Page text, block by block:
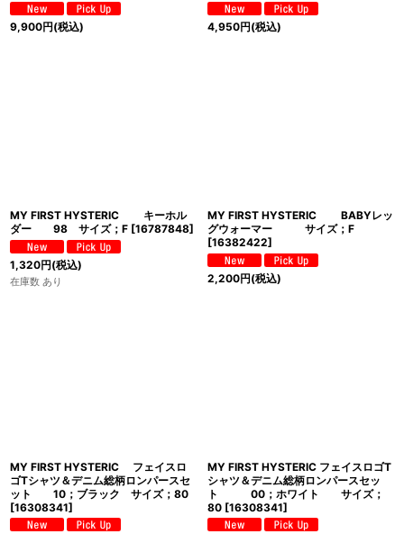
9,900円(税込) 4,950円(税込)
MY FIRST HYSTERIC キーホル
ダー 98 サイズ；F [16787848]
1,320円(税込)
在庫数 あり
MY FIRST HYSTERIC BABYレッ
グウォーマー サイズ；F
[16382422]
2,200円(税込)
MY FIRST HYSTERIC フェイスロ
ゴTシャツ＆デニム総柄ロンパースセ
ット 10；ブラック サイズ；80
[16308341]
MY FIRST HYSTERIC フェイスロゴT
シャツ＆デニム総柄ロンパースセッ
ト 00；ホワイト サイズ；
80 [16308341]